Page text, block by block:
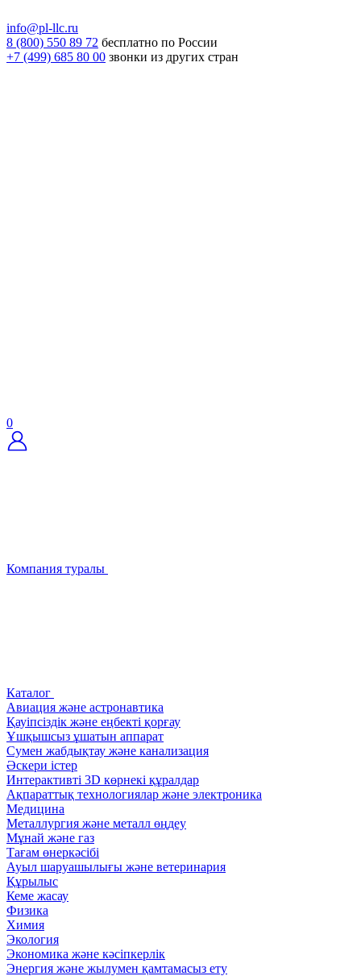
info@pl-llc.ru
8 (800) 550 89 72 бесплатно по России
+7 (499) 685 80 00 звонки из других стран
0
Компания туралы
Каталог
Авиация және астронавтика
Қауіпсіздік және еңбекті қорғау
Ұшқышсыз ұшатын аппарат
Сумен жабдықтау және канализация
Әскери істер
Интерактивті 3D көрнекі құралдар
Ақпараттық технологиялар және электроника
Медицина
Металлургия және металл өңдеу
Мұнай және газ
Тағам өнеркәсібі
Ауыл шаруашылығы және ветеринария
Құрылыс
Кеме жасау
Физика
Химия
Экология
Экономика және кәсіпкерлік
Энергия және жылумен қамтамасыз ету